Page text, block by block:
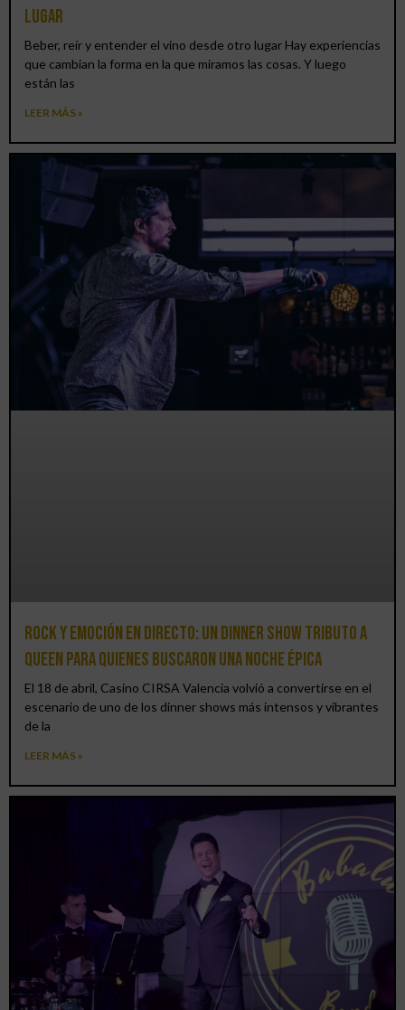
lugar
Beber, reír y entender el vino desde otro lugar Hay experiencias
que cambian la forma en la que miramos las cosas. Y luego
están las
LEER MÁS »
Rock y emoción en directo: un Dinner Show Tributo a
Queen para quienes buscaron una noche épica
El 18 de abril, Casino CIRSA Valencia volvió a convertirse en el
escenario de uno de los dinner shows más intensos y vibrantes
de la
LEER MÁS »